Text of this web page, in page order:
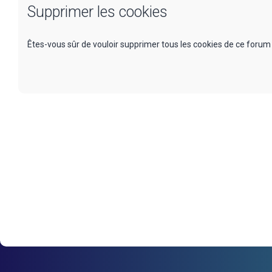
Supprimer les cookies
Êtes-vous sûr de vouloir supprimer tous les cookies de ce forum